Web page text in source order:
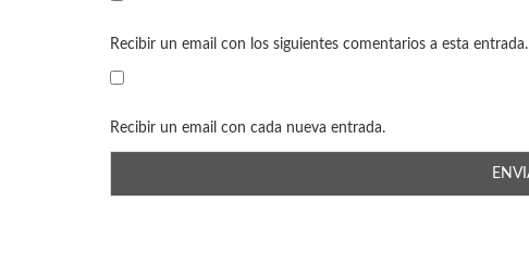
Recibir un email con los siguientes comentarios a esta entrada.
Recibir un email con cada nueva entrada.